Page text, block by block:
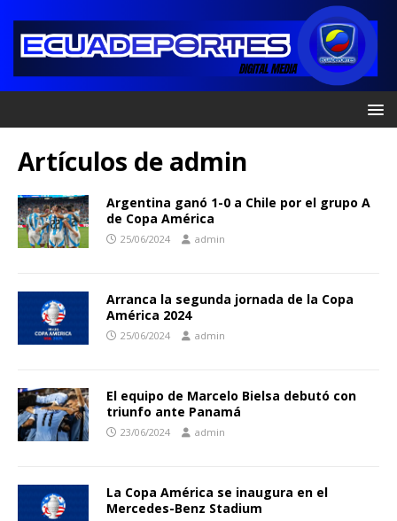
Artículos de admin
Argentina ganó 1-0 a Chile por el grupo A
de Copa América
25/06/2024 admin
Arranca la segunda jornada de la Copa
América 2024
25/06/2024 admin
El equipo de Marcelo Bielsa debutó con
triunfo ante Panamá
23/06/2024 admin
La Copa América se inaugura en el
Mercedes-Benz Stadium